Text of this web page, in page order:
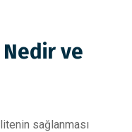
Nedir ve
sağlanması